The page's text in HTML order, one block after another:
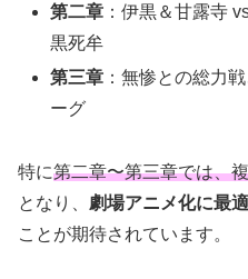
第二章 ：伊黒＆甘露寺
黒死牟
第三章 ：無惨との総力
ーグ
特に第二章〜第三章では、
となり、 劇場アニメ化に最
ことが期待されています。